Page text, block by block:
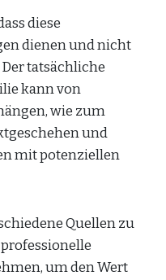
diese
dienen und nicht
tatsächliche
kann von
wie zum
und
mit potenziellen
Quellen zu
um den Wert